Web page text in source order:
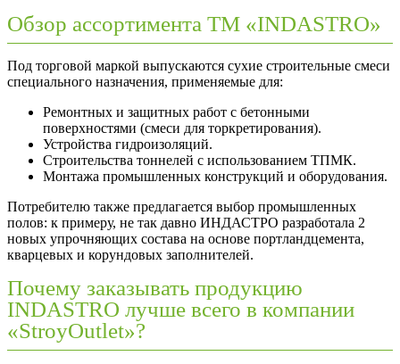
Обзор ассортимента ТМ «INDASTRO»
Под торговой маркой выпускаются сухие строительные смеси
специального назначения, применяемые для:
Ремонтных и защитных работ с бетонными
поверхностями (смеси для торкретирования).
Устройства гидроизоляций.
Строительства тоннелей с использованием ТПМК.
Монтажа промышленных конструкций и оборудования.
Потребителю также предлагается выбор промышленных
полов: к примеру, не так давно ИНДАСТРО разработала 2
новых упрочняющих состава на основе портландцемента,
кварцевых и корундовых заполнителей.
Почему заказывать продукцию
INDASTRO лучше всего в компании
«StroyOutlet»?